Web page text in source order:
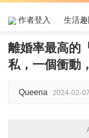
作者登入 生活趣
離婚率最高的
私，一個衝動
Queena 2024-02-07